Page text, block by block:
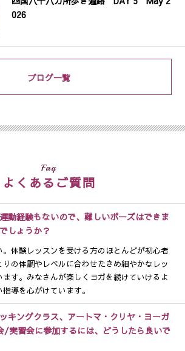
026
ブログ一覧
Faq
よくあるご質問
動経験もないので、難しいポーズはできま
しょうか？
。体験レッスンを受ける方のほとんどが初心者
りの体調やレベルに合わせたきめ細やかなレッ
ます。みなさんが楽しくヨガを続けていけるよ
導を心がけています。
キングクラス、アートマ・クリヤ・ヨーガ
実習会に参加するには、どうしたら良いで